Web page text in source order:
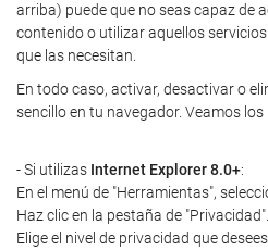
arriba) puede que no seas capaz de
contenido o utilizar aquellos
que las necesitan.
En todo caso, activar, desactivar o
sencillo en tu navegador. Veamos
- Si utilizas Internet Explorer 8.0+:
En el menú de "Herramientas",
Haz clic en la pestaña de "Privacidad".
Elige el nivel de privacidad que